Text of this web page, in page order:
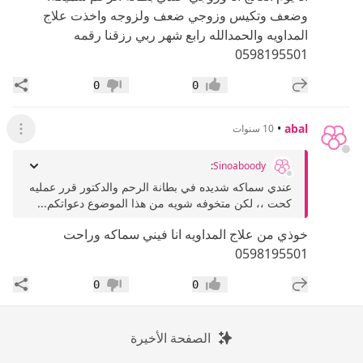
وضعف وتكيس وزوجي ضعف ولزوجه واخذت علاج
المداويه والحمدالله رابع شهر ربي رزقنا رقمه
0598195501
إضافة رد جديد إعجاب0 عدم إعجاب
0
abal
• 10 سنوات عرض
Sinoaboody
:
عندي سماكه شديده في بطانة الرحم والدكتور قرر عمليه
كحت ،، لكن متخوفه شويه من هذا الموضوع دعواتكم...
خوذي من علاج المداويه انا فيني سماكه وراحت
0598195501
إضافة رد جديد إعجاب0 عدم إعجاب
0
الصفحة الأخيرة